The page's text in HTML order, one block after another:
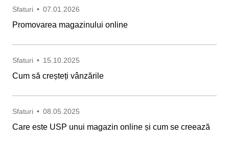
Sfaturi • 07.01.2026
Promovarea magazinului online
Sfaturi • 15.10.2025
Cum să creșteți vânzările
Sfaturi • 08.05.2025
Care este USP unui magazin online și cum se creează